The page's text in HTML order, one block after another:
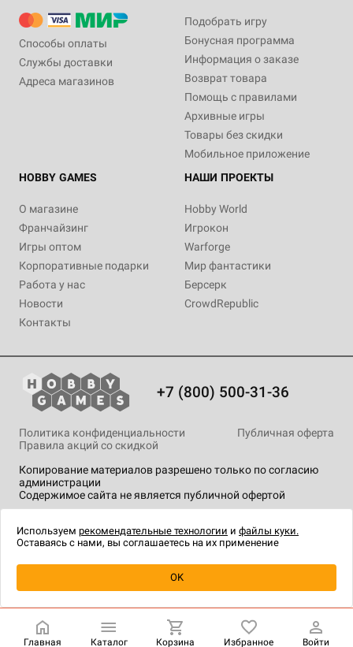
Уведомить о наличии
Способы оплаты
Службы доставки
Адреса магазинов
Подобрать игру
Бонусная программа
Информация о заказе
Возврат товара
Помощь с правилами
Архивные игры
Товары без скидки
Мобильное приложение
HOBBY GAMES
О магазине
Франчайзинг
Игры оптом
Корпоративные подарки
Работа у нас
Новости
Контакты
НАШИ ПРОЕКТЫ
Hobby World
Игрокон
Warforge
Мир фантастики
Берсерк
CrowdRepublic
+7 (800) 500-31-36
Копирование материалов разрешено только по согласию
администрации
Содержимое сайта не является публичной офертой
Политика конфиденциальности
Публичная оферта
Правила акций со скидкой
технологии.
Главная Каталог Корзина Избранное Войти
Используем рекомендательные технологии и файлы куки.
Оставаясь с нами, вы соглашаетесь на их применение
OK